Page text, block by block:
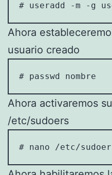
# useradd -m -g
Ahora
usuario creado
# passwd nombre
Ahora activaremos
/etc/sudoers
# nano /etc/